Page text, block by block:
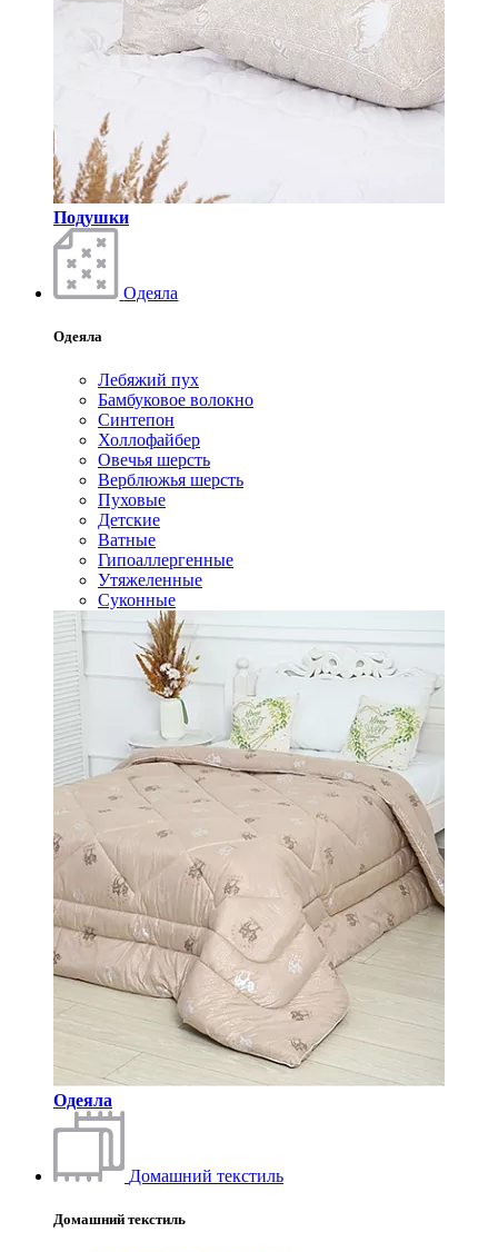
Подушки
Одеяла
Одеяла
Лебяжий пух
Бамбуковое волокно
Синтепон
Холлофайбер
Овечья шерсть
Верблюжья шерсть
Пуховые
Детские
Ватные
Гипоаллергенные
Утяжеленные
Суконные
Одеяла
Домашний текстиль
Домашний текстиль